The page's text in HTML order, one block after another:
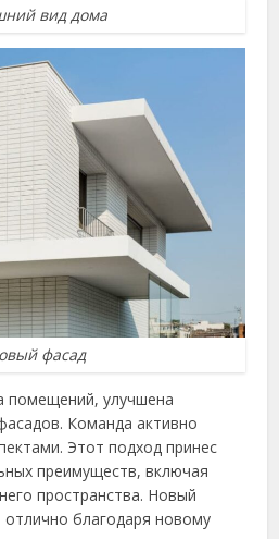
вид дома
фасад
помещений, улучшена
Команда активно
Этот подход принес
преимуществ, включая
пространства. Новый
благодаря новому